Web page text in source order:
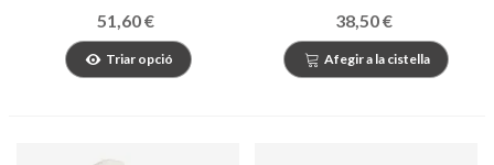
51,60 €
Triar opció
38,50 €
Afegir a la cistella